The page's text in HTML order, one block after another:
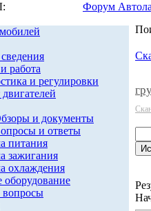
Форум
работа
и регулировки
и документы
и ответы
питания
зажигания
охлаждения
оборудование
вопросы